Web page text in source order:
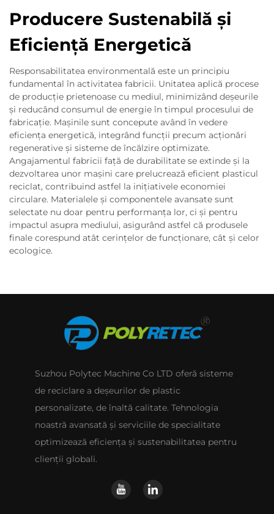
Producere Sustenabilă și
Eficiență Energetică
Responsabilitatea environmentală este un principiu
fundamental în activitatea fabricii. Unitatea aplică procese
de producție prietenoase cu mediul, minimizând deșeurile
și reducând consumul de energie în timpul procesului de
fabricație. Mașinile sunt concepute având în vedere
eficiența energetică, integrând funcții precum acționări
regenerative și sisteme de încălzire optimizate.
Angajamentul fabricii față de durabilitate se extinde și la
dezvoltarea unor mașini care prelucrează eficient plasticul
reciclat, contribuind astfel la inițiativele economiei
circulare. Materialele și componentele avansate sunt
selectate nu doar pentru performanța lor, ci și pentru
impactul asupra mediului, asigurând astfel că produsele
finale corespund atât cerințelor de funcționare, cât și celor
ecologice.
Suzhou Polytec Machine Co LTD oferă sisteme
de reciclare a deșeurilor de plastic
personalizate, de înaltă calitate. Tehnologia
noastră avansată și serviciile de specialitate
optimizează eficiența și sustenabilitatea pentru
clienții globali.